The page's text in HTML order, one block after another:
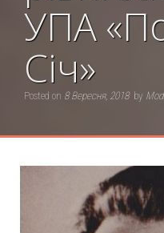
УПА
Січ»
Posted on 8 Вересня, 2018 by